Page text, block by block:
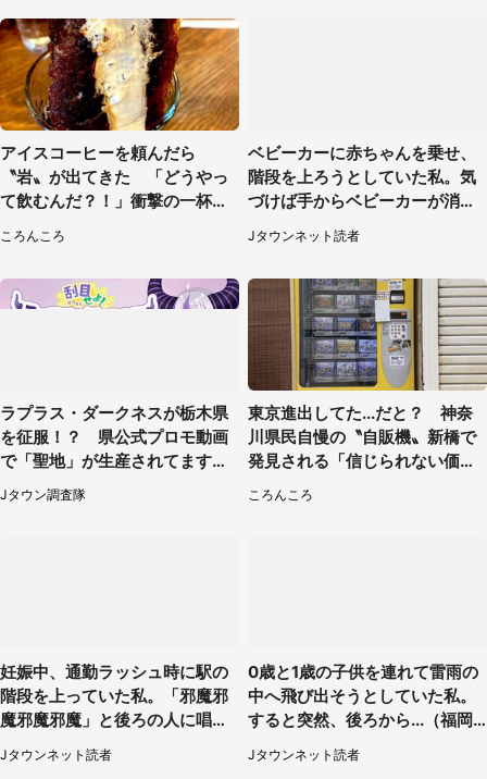
アイスコーヒーを頼んだら
〝岩〟が出てきた 「どうやっ
て飲むんだ？！」衝撃の一杯が
ころんころ
ベビーカーに赤ちゃんを乗せ、
階段を上ろうとしていた私。気
づけば手からベビーカーが消え
ていて（神奈川県・60代女性）
Jタウンネット読者
ラプラス・ダークネスが栃木県
を征服！？ 県公式プロモ動画
で「聖地」が生産されてます【7
／31～1／31】
Jタウン調査隊
東京進出してた...だと？ 神奈
川県民自慢の〝自販機〟新橋で
発見される「信じられない価格
ころんころ
妊娠中、通勤ラッシュ時に駅の
階段を上っていた私。「邪魔邪
魔邪魔邪魔」と後ろの人に唱え
られて（神奈川県・30代女性）
Jタウンネット読者
0歳と1歳の子供を連れて雷雨の
中へ飛び出そうとしていた私。
すると突然、後ろから...（福岡
県・30代女性）
Jタウンネット読者